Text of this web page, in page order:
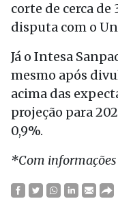
corte de cerca de
disputa com o
Já o Intesa
mesmo após
acima das
projeção para
0,9%.
*Com informações